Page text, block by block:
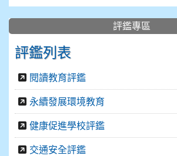
評鑑專區
評鑑列表
閱讀教育評鑑
永續發展環境教育
健康促進學校評鑑
交通安全評鑑